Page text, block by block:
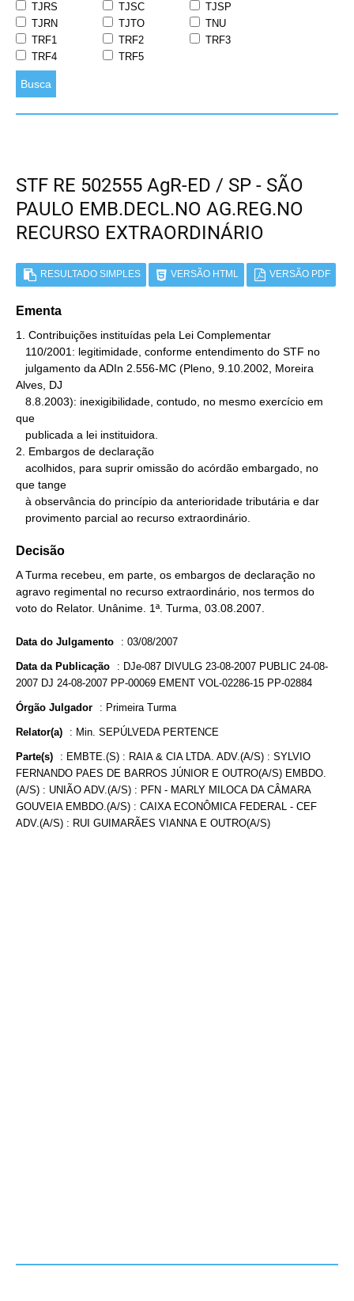
TJRS
TJSC
TJSP
TJRN
TJTO
TNU
TRF1
TRF2
TRF3
TRF4
TRF5
Busca
STF RE 502555 AgR-ED / SP - SÃO
PAULO EMB.DECL.NO AG.REG.NO
RECURSO EXTRAORDINÁRIO
RESULTADO SIMPLES VERSÃO HTML VERSÃO PDF
Ementa
1. Contribuições instituídas pela Lei Complementar
Alves, DJ
que
2. Embargos de declaração
que tange
   provimento parcial ao recurso extraordinário.
Decisão
A Turma recebeu, em parte, os embargos de declaração no
agravo regimental no recurso extraordinário, nos termos do
voto do Relator. Unânime. 1ª. Turma, 03.08.2007.
Data do Julgamento : 03/08/2007
Data da Publicação : DJe-087 DIVULG 23-08-2007 PUBLIC 24-08-
2007 DJ 24-08-2007 PP-00069 EMENT VOL-02286-15 PP-02884
Órgão Julgador : Primeira Turma
Relator(a) : Min. SEPÚLVEDA PERTENCE
Parte(s) : EMBTE.(S) : RAIA & CIA LTDA. ADV.(A/S) : SYLVIO
FERNANDO PAES DE BARROS JÚNIOR E OUTRO(A/S) EMBDO.
(A/S) : UNIÃO ADV.(A/S) : PFN - MARLY MILOCA DA CÂMARA
GOUVEIA EMBDO.(A/S) : CAIXA ECONÔMICA FEDERAL - CEF
ADV.(A/S) : RUI GUIMARÃES VIANNA E OUTRO(A/S)